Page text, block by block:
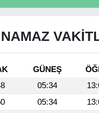
GÜNEŞ
05:34
05:34